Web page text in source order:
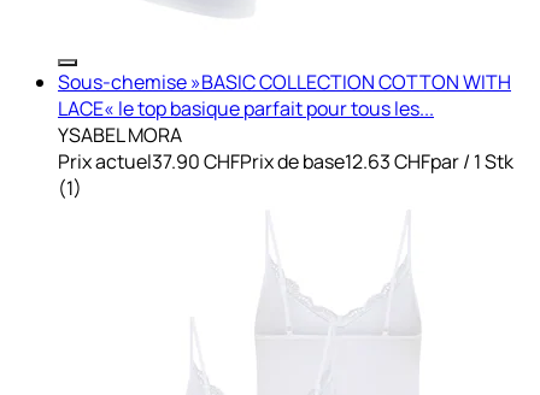
Sous-chemise »BASIC COLLECTION COTTON WITH
LACE« le top basique parfait pour tous les...
YSABEL MORA
Prix actuel37.90 CHFPrix de base12.63 CHFpar/ 1 Stk
(1)